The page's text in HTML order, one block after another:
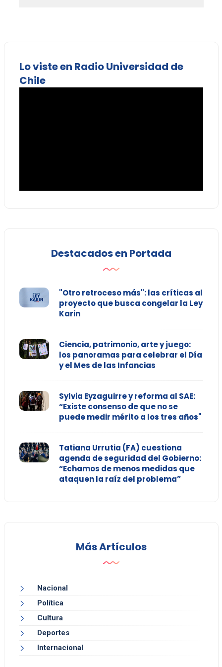
Lo viste en Radio Universidad de
Chile
Destacados en Portada
"Otro retroceso más": las críticas al
proyecto que busca congelar la Ley
Karin
Ciencia, patrimonio, arte y juego:
los panoramas para celebrar el Día
y el Mes de las Infancias
Sylvia Eyzaguirre y reforma al SAE:
“Existe consenso de que no se
puede medir mérito a los tres años"
Tatiana Urrutia (FA) cuestiona
agenda de seguridad del Gobierno:
“Echamos de menos medidas que
ataquen la raíz del problema”
Más Artículos
Nacional
Política
Cultura
Deportes
Internacional